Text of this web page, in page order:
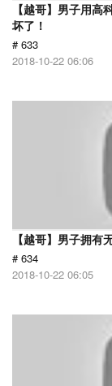
【越哥】男子用
坏了！
# 633
2018-10-22 06:06
【越哥】男子拥有
# 634
2018-10-22 06:05